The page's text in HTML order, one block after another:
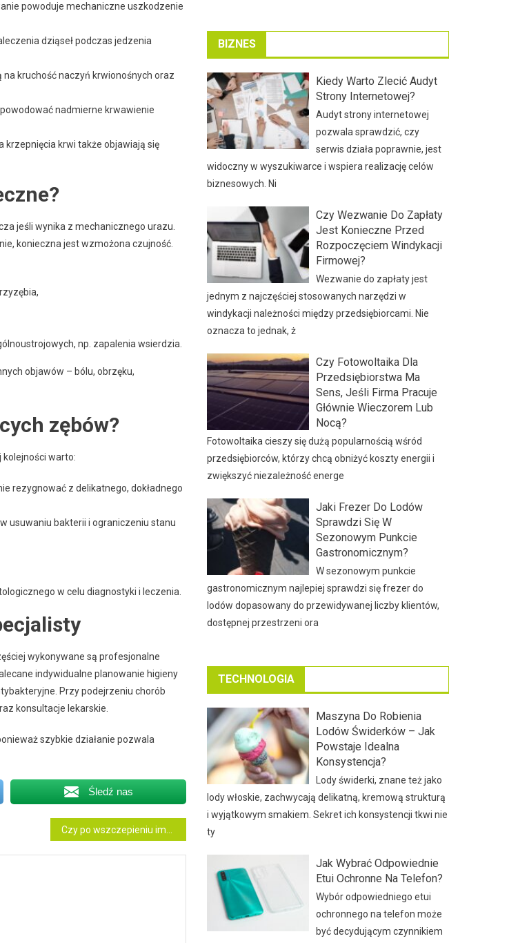
powoduje mechaniczne uszkodzenie
dziąseł podczas jedzenia
kruchość naczyń krwionośnych oraz
nadmierne krwawienie
krwi także objawiają się
jeśli wynika z mechanicznego urazu.
konieczna jest wzmożona czujność.
np. zapalenia wsierdzia.
objawów – bólu, obrzęku,
zębów?
kolejności warto:
rezygnować z delikatnego, dokładnego
usuwaniu bakterii i ograniczeniu stanu
w celu diagnostyki i leczenia.
wykonywane są profesjonalne
indywidualne planowanie higieny
Przy podejrzeniu chorób
konsultacje lekarskie.
szybkie działanie pozwala
Śledź nas
BIZNES
Kiedy Warto Zlecić Audyt
Strony Internetowej?
Audyt strony internetowej
pozwala sprawdzić, czy
serwis działa poprawnie, jest
widoczny w wyszukiwarce i wspiera realizację celów
biznesowych. Ni
Czy Wezwanie Do Zapłaty
Jest Konieczne Przed
Rozpoczęciem Windykacji
Firmowej?
Wezwanie do zapłaty jest
jednym z najczęściej stosowanych narzędzi w
windykacji należności między przedsiębiorcami. Nie
oznacza to jednak, ż
Czy Fotowoltaika Dla
Przedsiębiorstwa Ma
Sens, Jeśli Firma Pracuje
Głównie Wieczorem Lub
Nocą?
Fotowoltaika cieszy się dużą popularnością wśród
przedsiębiorców, którzy chcą obniżyć koszty energii i
zwiększyć niezależność energe
Jaki Frezer Do Lodów
Sprawdzi Się W
Sezonowym Punkcie
Gastronomicznym?
W sezonowym punkcie
gastronomicznym najlepiej sprawdzi się frezer do
lodów dopasowany do przewidywanej liczby klientów,
dostępnej przestrzeni ora
TECHNOLOGIA
Maszyna Do Robienia
Lodów Świderków – Jak
Powstaje Idealna
Konsystencja?
Lody świderki, znane też jako
lody włoskie, zachwycają delikatną, kremową strukturą
i wyjątkowym smakiem. Sekret ich konsystencji tkwi nie
ty
Jak Wybrać Odpowiednie
Etui Ochronne Na Telefon?
Wybór odpowiedniego etui
ochronnego na telefon może
być decydującym czynnikiem